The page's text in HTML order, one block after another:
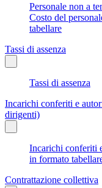
Personale non a
Costo del
tabellare
Tassi di assenza
Tassi di assenza
Incarichi conferiti e
dirigenti)
Incarichi conferiti
in formato
Contrattazione collettiva